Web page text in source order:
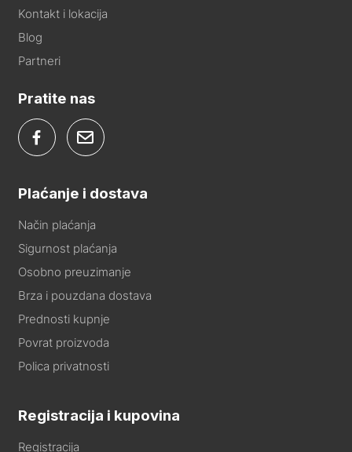
Kontakt i lokacija
Blog
Partneri
Pratite nas
Plaćanje i dostava
Način plaćanja
Sigurnost plaćanja
Osobno preuzimanje
Brza i pouzdana dostava
Prednosti kupnje
Povrat proizvoda
Polica privatnosti
Registracija i kupovina
Registracija